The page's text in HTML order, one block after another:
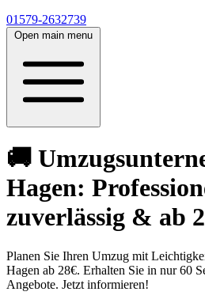
01579-2632739
Open main menu
🚚
Hagen:
zuverlässig & ab
Planen Sie Ihren Umzug mit
Hagen ab 28€. Erhalten Sie in nur 60
Angebote. Jetzt informieren!